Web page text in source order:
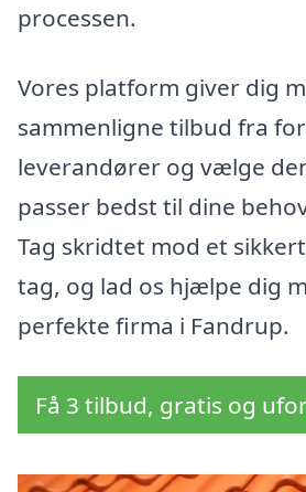
processen.
Vores platform giver dig
sammenligne tilbud fra
leverandører og vælge
passer bedst til dine
Tag skridtet mod et
tag, og lad os hjælpe dig
perfekte firma i Fandrup.
Få 3 tilbud, gratis og